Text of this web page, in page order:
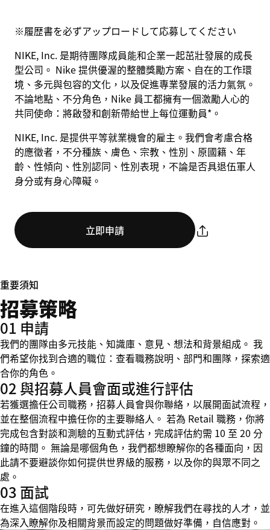
※履歴書を必ずアップロードして応募してください
NIKE, Inc. 是期待團隊成員能和企業一起茁壯發展的成長
型公司。 Nike 提供優渥的整體獎勵方案、自在的工作環
境、多元與包容的文化，以及促進專業發展的活力氣氛。
不論地點、不分角色，Nike 員工都擁有一個激勵人心的
共同使命：將啟發和創新帶給世上每位運動員*。
NIKE, Inc. 是提供平等就業機會的雇主。我們會考慮合格
的應徵者，不分種族、膚色、宗教、性別、原國籍、年
齡、性傾向、性別認同、性別表現，不論是否具退伍軍人
身分或有身心障礙。
立即申請
重要須知
招募策略
01 申請
我們的團隊由多元技能、知識庫、意見、想法和背景組成。 我
們希望你找到合適的職位：查看職務說明、部門和團隊，探索適
合你的角色。
02 與招募人員會面或進行評估
若獲選擔任公司職務，招募人員會與你聯絡，以展開面試流程，
並在整個流程中擔任你的主要聯絡人。 若為 Retail 職務，你將
完成包含對談和測驗的互動式評估，完成評估約需 10 至 20 分
鐘的時間。 無論是哪個角色，我們都想瞭解你的各種面向，因
此請不要避談你如何提供世界級的服務，以及你的與眾不同之
處。
03 面試
在進入這個階段時，可先做好研究，瞭解我們在尋找的人才，並
為深入瞭解你及相關背景而設定的問題做好準備，自信應對。